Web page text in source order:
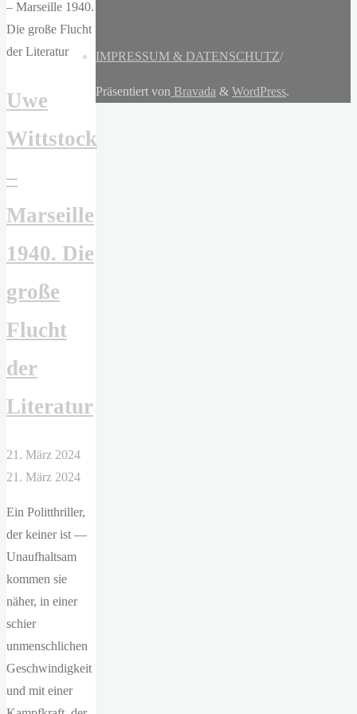
Uwe
Wittstock
–
Marseille
1940. Die
große
Flucht
der
Literatur
21. März 2024
21. März 2024
Ein Politthriller,
der keiner ist —
Unaufhaltsam
kommen sie
näher, in einer
schier
unmenschlichen
Geschwindigkeit
und mit einer
IMPRESSUM & DATENSCHUTZ/
Präsentiert von Bravada & WordPress.